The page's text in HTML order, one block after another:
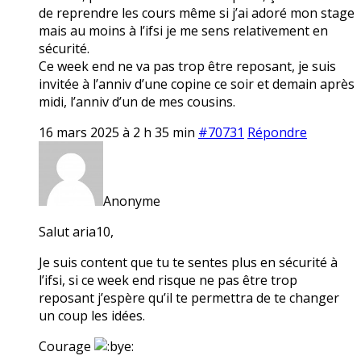
de reprendre les cours même si j’ai adoré mon stage
mais au moins à l’ifsi je me sens relativement en
sécurité.
Ce week end ne va pas trop être reposant, je suis
invitée à l’anniv d’une copine ce soir et demain après
midi, l’anniv d’un de mes cousins.
16 mars 2025 à 2 h 35 min #70731 Répondre
Anonyme
Salut aria10,
Je suis content que tu te sentes plus en sécurité à
l’ifsi, si ce week end risque ne pas être trop
reposant j’espère qu’il te permettra de te changer
un coup les idées.
Courage